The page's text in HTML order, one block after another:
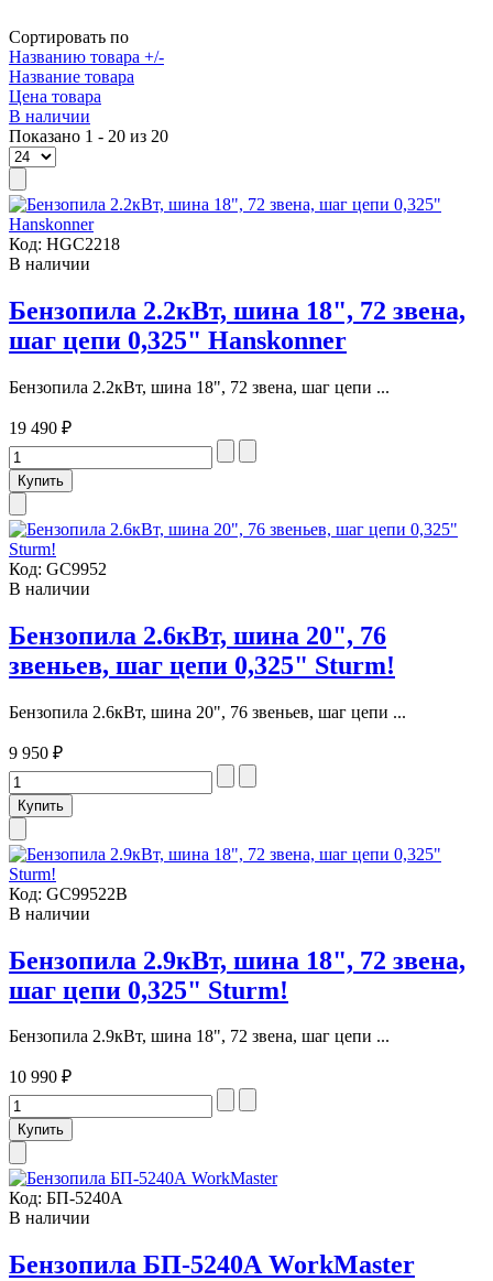
Сортировать по
Названию товара +/-
Название товара
Цена товара
В наличии
Показано 1 - 20 из 20
Код: HGC2218
В наличии
Бензопила 2.2кВт, шина 18", 72 звена,
шаг цепи 0,325" Hanskonner
Бензопила 2.2кВт, шина 18", 72 звена, шаг цепи ...
19 490 ₽
Код: GC9952
В наличии
Бензопила 2.6кВт, шина 20", 76
звеньев, шаг цепи 0,325" Sturm!
Бензопила 2.6кВт, шина 20", 76 звеньев, шаг цепи ...
9 950 ₽
Код: GC99522B
В наличии
Бензопила 2.9кВт, шина 18", 72 звена,
шаг цепи 0,325" Sturm!
Бензопила 2.9кВт, шина 18", 72 звена, шаг цепи ...
10 990 ₽
Код: БП-5240А
В наличии
Бензопила БП-5240А WorkMaster